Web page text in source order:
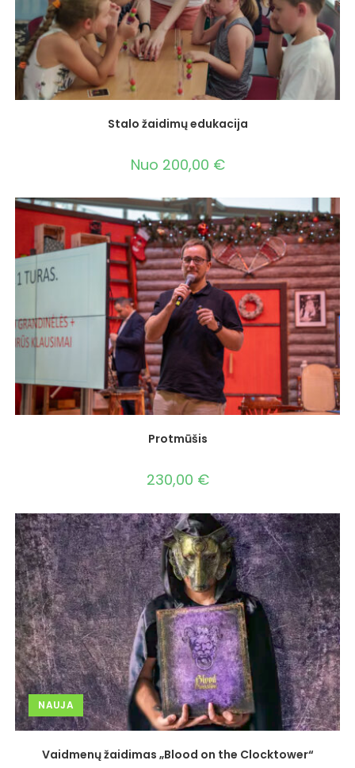
Stalo žaidimų edukacija
Nuo 200,00 €
Protmūšis
230,00 €
NAUJA
Vaidmenų žaidimas „Blood on the Clocktower“